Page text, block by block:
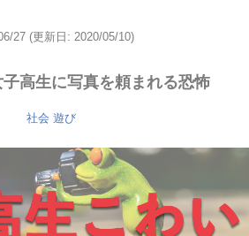
27 (更新日: 2020/05/10)
高生に写真を頼まれる恐怖
社会 遊び